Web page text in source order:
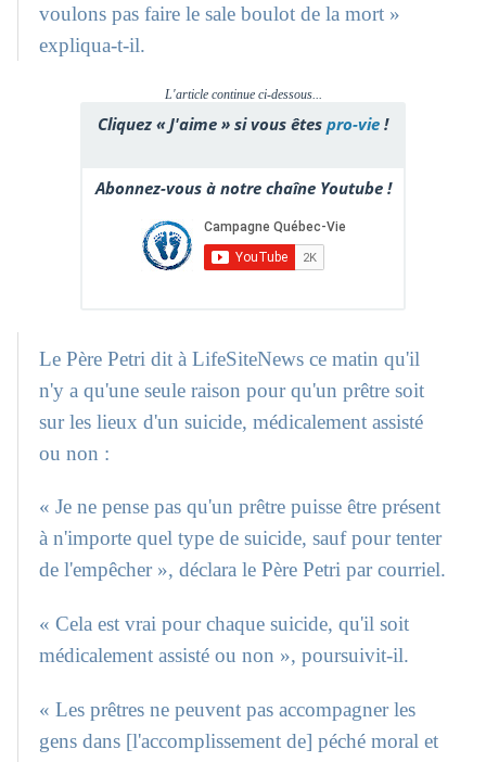
voulons pas faire le sale boulot de la mort »
expliqua-t-il.
L'article continue ci-dessous...
Cliquez « J'aime » si vous êtes pro-vie !
Abonnez-vous à notre chaîne Youtube !
Le Père Petri dit à LifeSiteNews ce matin qu'il
n'y a qu'une seule raison pour qu'un prêtre soit
sur les lieux d'un suicide, médicalement assisté
ou non :
« Je ne pense pas qu'un prêtre puisse être présent
à n'importe quel type de suicide, sauf pour tenter
de l'empêcher », déclara le Père Petri par courriel.
« Cela est vrai pour chaque suicide, qu'il soit
médicalement assisté ou non », poursuivit-il.
« Les prêtres ne peuvent pas accompagner les
gens dans [l'accomplissement de] péché moral et